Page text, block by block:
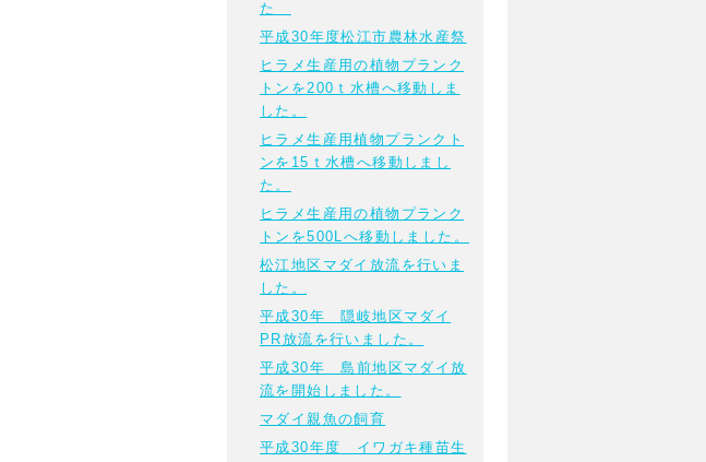
た
平成30年度松江市農林水産祭
ヒラメ生産用の植物プランク
トンを200ｔ水槽へ移動しま
した。
ヒラメ生産用植物プランクト
ンを15ｔ水槽へ移動しまし
た。
ヒラメ生産用の植物プランク
トンを500Lへ移動しました。
松江地区マダイ放流を行いま
した。
平成30年 隠岐地区マダイ
PR放流を行いました。
平成30年 島前地区マダイ放
流を開始しました。
マダイ親魚の飼育
平成30年度 イワガキ種苗生